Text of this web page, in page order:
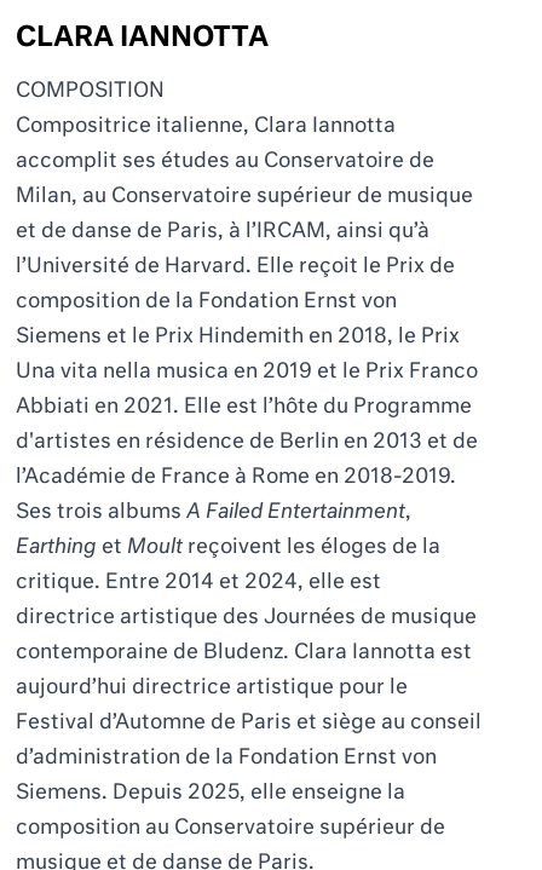
CLARA IANNOTTA
COMPOSITION
Compositrice italienne, Clara Iannotta
accomplit ses études au Conservatoire de
Milan, au Conservatoire supérieur de musique
et de danse de Paris, à l’IRCAM, ainsi qu’à
l’Université de Harvard. Elle reçoit le Prix de
composition de la Fondation Ernst von
Siemens et le Prix Hindemith en 2018, le Prix
Una vita nella musica en 2019 et le Prix Franco
Abbiati en 2021. Elle est l’hôte du Programme
d'artistes en résidence de Berlin en 2013 et de
l’Académie de France à Rome en 2018-2019.
Ses trois albumsA Failed Entertainment,
Earthing et Moult reçoivent les éloges de la
critique. Entre 2014 et 2024, elle est
directrice artistique des Journées de musique
contemporaine de Bludenz. Clara Iannotta est
aujourd’hui directrice artistique pour le
Festival d’Automne de Paris et siège au conseil
d’administration de la Fondation Ernst von
Siemens. Depuis 2025, elle enseigne la
composition au Conservatoire supérieur de
musique et de danse de Paris.